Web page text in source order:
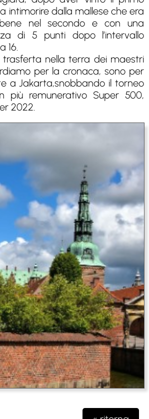
intimorire dalla mallese che era
nel secondo e con una
di 5 punti dopo l’intervallo
16.
trasferta nella terra dei maestri
per la cronaca, sono per
a Jakarta,snobbando il torneo
più remunerativo Super 500,
2022.